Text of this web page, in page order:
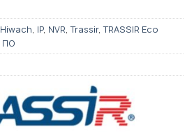
Hiwach, IP, NVR,Trassir,TRASSIR Eco
ПО